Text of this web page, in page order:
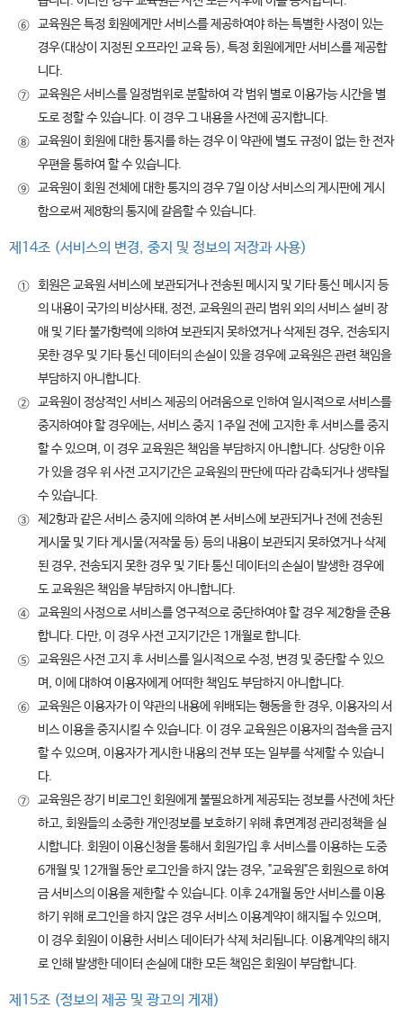
⑥
교육원은 특정 회원에게만 서비스를 제공하여야 하는 특별한 사정이 있는
경우(대상이 지정된 오프라인 교육 등), 특정 회원에게만 서비스를 제공합
니다.
⑦
교육원은 서비스를 일정범위로 분할하여 각 범위 별로 이용가능 시간을 별
도로 정할 수 있습니다. 이 경우 그 내용을 사전에 공지합니다.
⑧
교육원이 회원에 대한 통지를 하는 경우 이 약관에 별도 규정이 없는 한 전자
우편을 통하여 할 수 있습니다.
⑨
교육원이 회원 전체에 대한 통지의 경우 7일 이상 서비스의 게시판에 게시
함으로써 제8항의 통지에 갈음할 수 있습니다.
제14조 (서비스의 변경, 중지 및 정보의 저장과 사용)
①
회원은 교육원 서비스에 보관되거나 전송된 메시지 및 기타 통신 메시지 등
의 내용이 국가의 비상사태, 정전, 교육원의 관리 범위 외의 서비스 설비 장
애 및 기타 불가항력에 의하여 보관되지 못하였거나 삭제된 경우, 전송되지
못한 경우 및 기타 통신 데이터의 손실이 있을 경우에 교육원은 관련 책임을
부담하지 아니합니다.
②
교육원이 정상적인 서비스 제공의 어려움으로 인하여 일시적으로 서비스를
중지하여야 할 경우에는, 서비스 중지 1주일 전에 고지한 후 서비스를 중지
할 수 있으며, 이 경우 교육원은 책임을 부담하지 아니합니다. 상당한 이유
가 있을 경우 위 사전 고지기간은 교육원의 판단에 따라 감축되거나 생략될
수 있습니다.
③
제2항과 같은 서비스 중지에 의하여 본 서비스에 보관되거나 전에 전송된
게시물 및 기타 게시물(저작물 등) 등의 내용이 보관되지 못하였거나 삭제
된 경우, 전송되지 못한 경우 및 기타 통신 데이터의 손실이 발생한 경우에
도 교육원은 책임을 부담하지 아니합니다.
④
교육원의 사정으로 서비스를 영구적으로 중단하여야 할 경우 제2항을 준용
합니다. 다만, 이 경우 사전 고지기간은 1개월로 합니다.
⑤
교육원은 사전 고지 후 서비스를 일시적으로 수정, 변경 및 중단할 수 있으
며, 이에 대하여 이용자에게 어떠한 책임도 부담하지 아니합니다.
⑥
교육원은 이용자가 이 약관의 내용에 위배되는 행동을 한 경우, 이용자의 서
비스 이용을 중지시킬 수 있습니다. 이 경우 교육원은 이용자의 접속을 금지
할 수 있으며, 이용자가 게시한 내용의 전부 또는 일부를 삭제할 수 있습니
다.
⑦
교육원은 장기 비로그인 회원에게 불필요하게 제공되는 정보를 사전에 차단
하고, 회원들의 소중한 개인정보를 보호하기 위해 휴면계정 관리정책을 실
시합니다. 회원이 이용신청을 통해서 회원가입 후 서비스를 이용하는 도중
6개월 및 12개월 동안 로그인을 하지 않는 경우, "교육원"은 회원으로 하여
금 서비스의 이용을 제한할 수 있습니다. 이후 24개월 동안 서비스를 이용
하기 위해 로그인을 하지 않은 경우 서비스 이용계약이 해지될 수 있으며,
이 경우 회원이 이용한 서비스 데이터가 삭제 처리됩니다. 이용계약의 해지
로 인해 발생한 데이터 손실에 대한 모든 책임은 회원이 부담합니다.
제15조 (정보의 제공 및 광고의 게재)